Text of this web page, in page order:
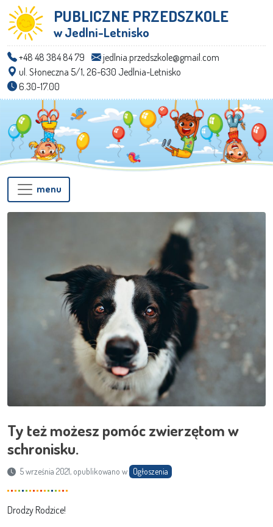
PUBLICZNE PRZEDSZKOLE
w Jedlni-Letnisko
+48 48 384 84 79
jedlnia.przedszkole@gmail.com
ul. Słoneczna 5/1, 26-630 Jedlnia-Letnisko
6.30-17.00
menu
Ty też możesz pomóc zwierzętom w
schronisku.
5 września 2021, opublikowano w Ogłoszenia
Drodzy Rodzice!